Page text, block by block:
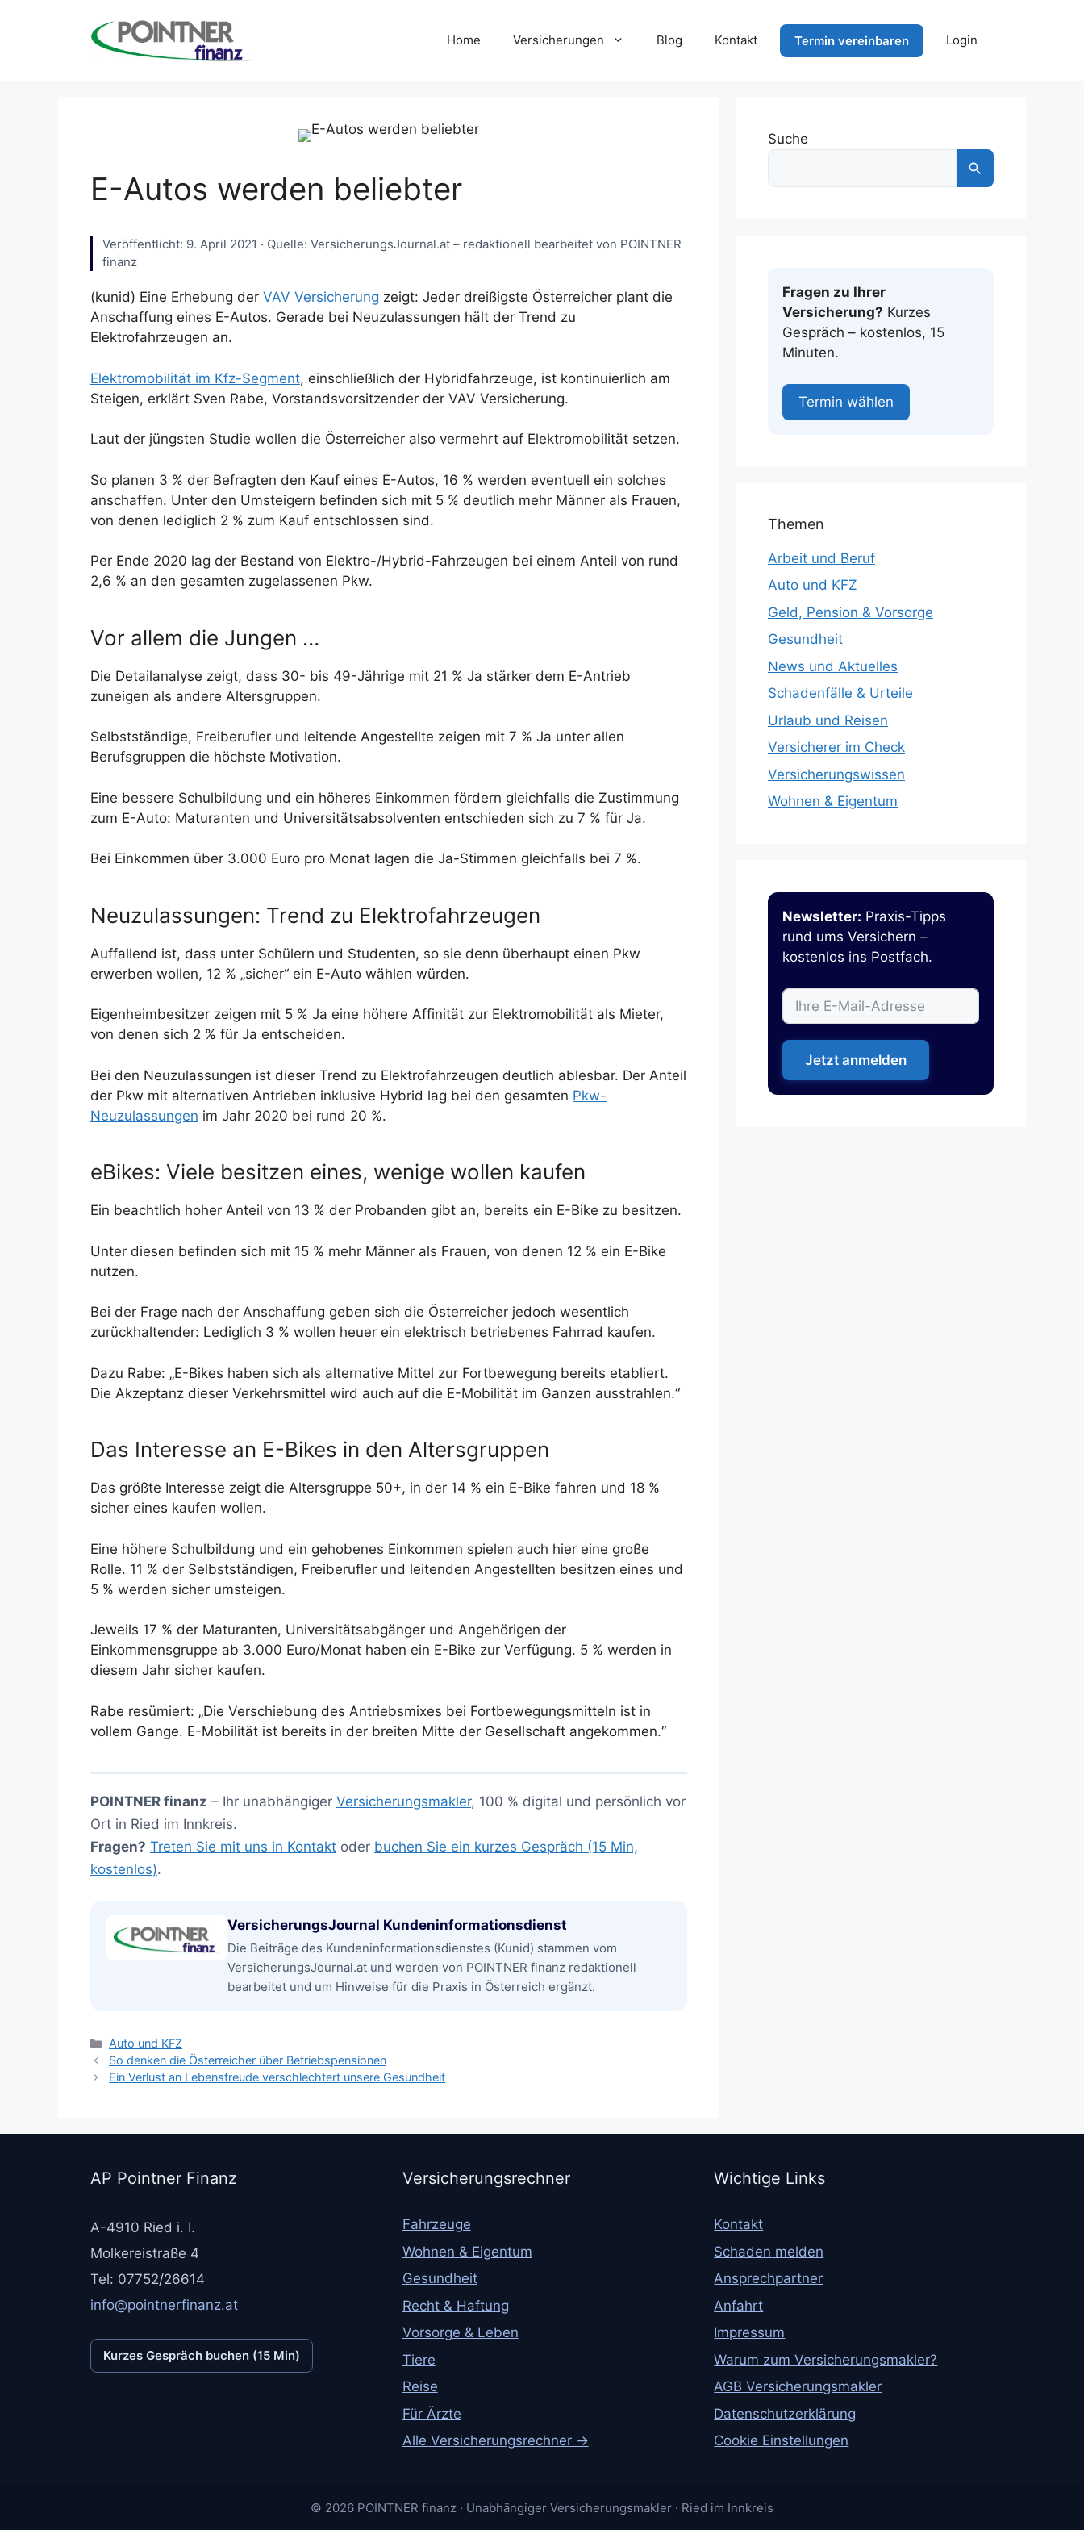
Home Versicherungen Blog Kontakt Termin vereinbaren Login
E-Autos werden beliebter
Veröffentlicht: 9. April 2021 · Quelle: VersicherungsJournal.at – redaktionell bearbeitet von POINTNER
finanz
(kunid) Eine Erhebung der VAV Versicherung zeigt: Jeder dreißigste Österreicher plant die
Anschaffung eines E-Autos. Gerade bei Neuzulassungen hält der Trend zu
Elektrofahrzeugen an.
Elektromobilität im Kfz-Segment, einschließlich der Hybridfahrzeuge, ist kontinuierlich am
Steigen, erklärt Sven Rabe, Vorstandsvorsitzender der VAV Versicherung.
Laut der jüngsten Studie wollen die Österreicher also vermehrt auf Elektromobilität setzen.
So planen 3 % der Befragten den Kauf eines E-Autos, 16 % werden eventuell ein solches
anschaffen. Unter den Umsteigern befinden sich mit 5 % deutlich mehr Männer als Frauen,
von denen lediglich 2 % zum Kauf entschlossen sind.
Per Ende 2020 lag der Bestand von Elektro-/Hybrid-Fahrzeugen bei einem Anteil von rund
2,6 % an den gesamten zugelassenen Pkw.
Vor allem die Jungen …
Die Detailanalyse zeigt, dass 30- bis 49-Jährige mit 21 % Ja stärker dem E-Antrieb
zuneigen als andere Altersgruppen.
Selbstständige, Freiberufler und leitende Angestellte zeigen mit 7 % Ja unter allen
Berufsgruppen die höchste Motivation.
Eine bessere Schulbildung und ein höheres Einkommen fördern gleichfalls die Zustimmung
zum E-Auto: Maturanten und Universitätsabsolventen entschieden sich zu 7 % für Ja.
Bei Einkommen über 3.000 Euro pro Monat lagen die Ja-Stimmen gleichfalls bei 7 %.
Neuzulassungen: Trend zu Elektrofahrzeugen
Auffallend ist, dass unter Schülern und Studenten, so sie denn überhaupt einen Pkw
erwerben wollen, 12 % „sicher“ ein E-Auto wählen würden.
Eigenheimbesitzer zeigen mit 5 % Ja eine höhere Affinität zur Elektromobilität als Mieter,
von denen sich 2 % für Ja entscheiden.
Bei den Neuzulassungen ist dieser Trend zu Elektrofahrzeugen deutlich ablesbar. Der Anteil
der Pkw mit alternativen Antrieben inklusive Hybrid lag bei den gesamten Pkw-
Neuzulassungen im Jahr 2020 bei rund 20 %.
eBikes: Viele besitzen eines, wenige wollen kaufen
Ein beachtlich hoher Anteil von 13 % der Probanden gibt an, bereits ein E-Bike zu besitzen.
Unter diesen befinden sich mit 15 % mehr Männer als Frauen, von denen 12 % ein E-Bike
nutzen.
Bei der Frage nach der Anschaffung geben sich die Österreicher jedoch wesentlich
zurückhaltender: Lediglich 3 % wollen heuer ein elektrisch betriebenes Fahrrad kaufen.
Dazu Rabe: „E-Bikes haben sich als alternative Mittel zur Fortbewegung bereits etabliert.
Die Akzeptanz dieser Verkehrsmittel wird auch auf die E-Mobilität im Ganzen ausstrahlen.“
Das Interesse an E-Bikes in den Altersgruppen
Das größte Interesse zeigt die Altersgruppe 50+, in der 14 % ein E-Bike fahren und 18 %
sicher eines kaufen wollen.
Eine höhere Schulbildung und ein gehobenes Einkommen spielen auch hier eine große
Rolle. 11 % der Selbstständigen, Freiberufler und leitenden Angestellten besitzen eines und
5 % werden sicher umsteigen.
Jeweils 17 % der Maturanten, Universitätsabgänger und Angehörigen der
Einkommensgruppe ab 3.000 Euro/Monat haben ein E-Bike zur Verfügung. 5 % werden in
diesem Jahr sicher kaufen.
Rabe resümiert: „Die Verschiebung des Antriebsmixes bei Fortbewegungsmitteln ist in
vollem Gange. E-Mobilität ist bereits in der breiten Mitte der Gesellschaft angekommen.“
POINTNER finanz – Ihr unabhängiger Versicherungsmakler, 100 % digital und persönlich vor
Ort in Ried im Innkreis.
Fragen? Treten Sie mit uns in Kontakt oder buchen Sie ein kurzes Gespräch (15 Min,
kostenlos).
VersicherungsJournal Kundeninformationsdienst
Die Beiträge des Kundeninformationsdienstes (Kunid) stammen vom
VersicherungsJournal.at und werden von POINTNER finanz redaktionell
bearbeitet und um Hinweise für die Praxis in Österreich ergänzt.
Kategorien
Auto und KFZ
So denken die Österreicher über Betriebspensionen
Ein Verlust an Lebensfreude verschlechtert unsere Gesundheit
Suche
Fragen zu Ihrer
Versicherung? Kurzes
Gespräch – kostenlos, 15
Minuten.
Termin wählen
Themen
Arbeit und Beruf
Auto und KFZ
Geld, Pension & Vorsorge
Gesundheit
News und Aktuelles
Schadenfälle & Urteile
Urlaub und Reisen
Versicherer im Check
Versicherungswissen
Wohnen & Eigentum
Newsletter: Praxis-Tipps
rund ums Versichern –
kostenlos ins Postfach.
Jetzt anmelden
AP Pointner Finanz
A-4910 Ried i. I.
Molkereistraße 4
Tel: 07752/26614
info@pointnerfinanz.at
Kurzes Gespräch buchen (15 Min)
Versicherungsrechner
Fahrzeuge
Wohnen & Eigentum
Gesundheit
Recht & Haftung
Vorsorge & Leben
Tiere
Reise
Für Ärzte
Alle Versicherungsrechner →
Wichtige Links
Kontakt
Schaden melden
Ansprechpartner
Anfahrt
Impressum
Warum zum Versicherungsmakler?
AGB Versicherungsmakler
Datenschutzerklärung
Cookie Einstellungen
© 2026 POINTNER finanz · Unabhängiger Versicherungsmakler · Ried im Innkreis